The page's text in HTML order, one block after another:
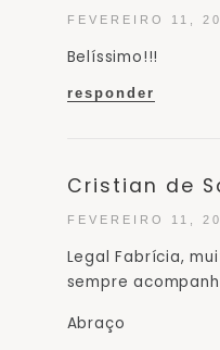
FEVEREIRO 11,
Belíssimo!!!
responder
Cristian de
FEVEREIRO 11,
Legal Fabrícia,
sempre
Abraço